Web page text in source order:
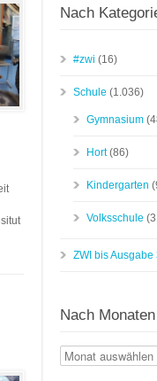
Nach
#zwi (16)
Schule (1.036)
Gymnasium
Hort(86)
Kindergarten
Volksschule
ZWI bis Ausgabe
Nach Monaten
Nach
Monaten